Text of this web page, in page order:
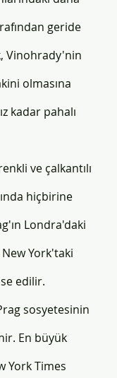
geride
Vinohrady'nin
olmasına
kadar pahalı
ve çalkantılı
hiçbirine
Londra'daki
York'taki
edilir.
sosyetesinin
En büyük
York Times